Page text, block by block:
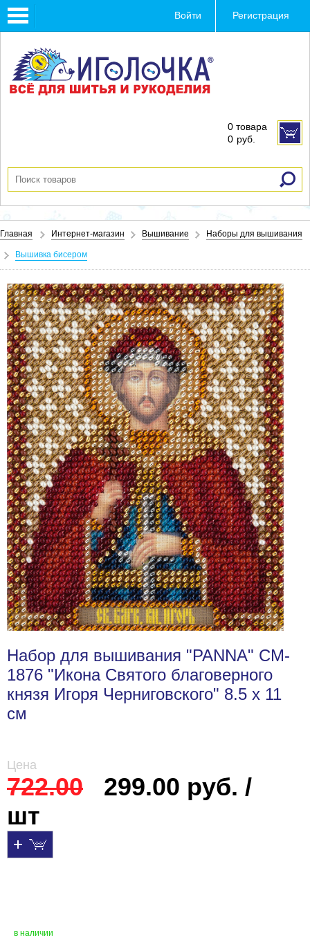
Toggle
navigation
Войти Регистрация
0 товара
0 руб.
Главная Интернет-магазин Вышивание Наборы для вышивания
Вышивка бисером
Набор для вышивания "PANNA" CM-
1876 "Икона Святого благоверного
князя Игоря Черниговского" 8.5 х 11
см
Цена
722.00
299.00 руб. /
шт
в наличии